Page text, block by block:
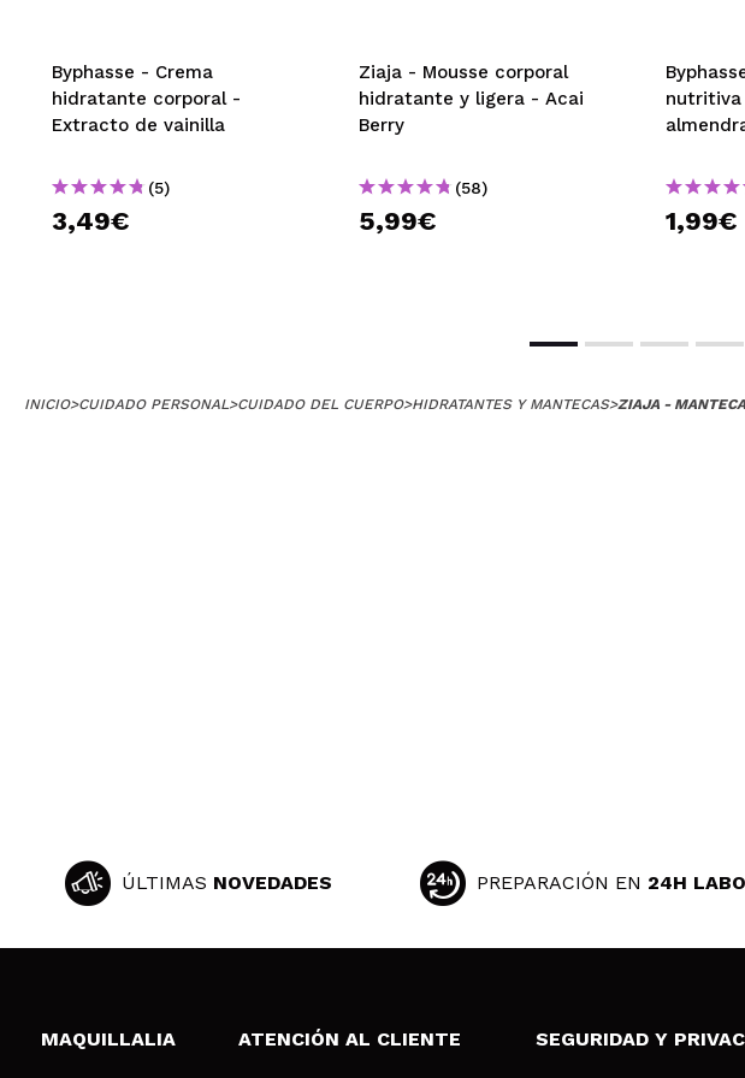
Byphasse - Crema
hidratante corporal -
Extracto de vainilla
(5)
3,49€
Ziaja - Mousse corporal
hidratante y ligera - Acai
Berry
(58)
5,99€ 1,99€
INICIO>CUIDADO PERSONAL>CUIDADO DEL CUERPO>HIDRATANTES Y MANTECAS>ZIAJA -
ÚLTIMAS NOVEDADES PREPARACIÓN EN 24H
MAQUILLALIA ATENCIÓN AL CLIENTE SEGURIDAD Y